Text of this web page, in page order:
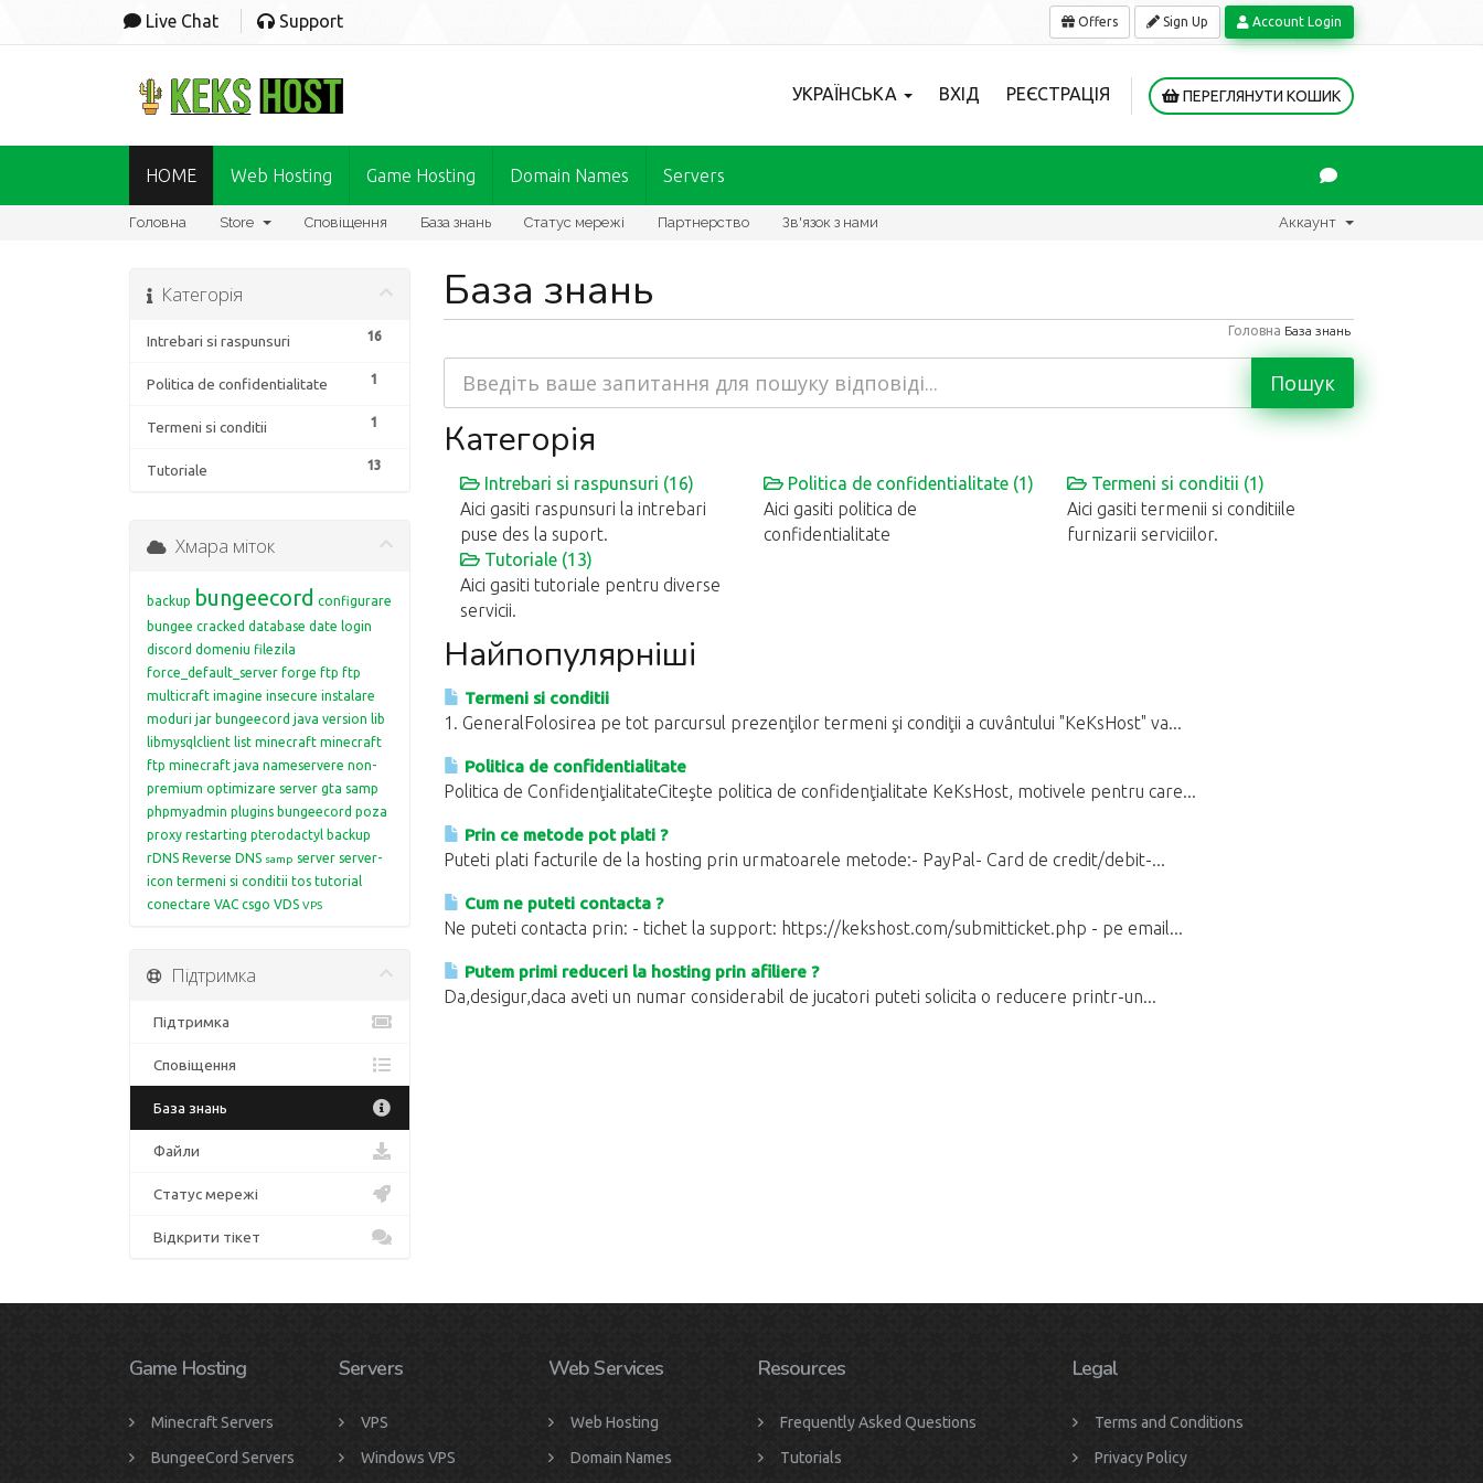
Live Chat Support Offers Sign Up Account Login
УКРАЇНСЬКА ВХІД РЕЄСТРАЦІЯ ПЕРЕГЛЯНУТИ КОШИК
HOME Web Hosting Game Hosting Domain Names Servers
Головна Store Сповіщення База знань Статус мережі Партнерство Зв'язок з нами Аккаунт
База знань
Головна База знань
Категорія
16
Intrebari si raspunsuri
1
Politica de confidentialitate
1
Termeni si conditii
13
Tutoriale
Категорія
Intrebari si raspunsuri (16)
Aici gasiti raspunsuri la intrebari
puse des la suport.
Politica de confidentialitate (1)
Aici gasiti politica de
confidentialitate
Termeni si conditii (1)
Aici gasiti termenii si conditiile
furnizarii serviciilor.
Tutoriale (13)
Aici gasiti tutoriale pentru diverse
servicii.
Найпопулярніші
Termeni si conditii
1. GeneralFolosirea pe tot parcursul prezenţilor termeni şi condiţii a cuvântului "KeKsHost" va...
Politica de confidentialitate
Politica de ConfidenţialitateCiteşte politica de confidenţialitate KeKsHost, motivele pentru care...
Prin ce metode pot plati ?
Puteti plati facturile de la hosting prin urmatoarele metode:- PayPal- Card de credit/debit-...
Cum ne puteti contacta ?
Ne puteti contacta prin: - tichet la support: https://kekshost.com/submitticket.php - pe email...
Putem primi reduceri la hosting prin afiliere ?
Da,desigur,daca aveti un numar considerabil de jucatori puteti solicita o reducere printr-un...
Хмара міток
backup bungeecord configurare
bungee cracked database date login
discord domeniu filezila
force_default_server forge ftp ftp
multicraft imagine insecure instalare
moduri jar bungeecord java version lib
libmysqlclient list minecraft minecraft
ftp minecraft java nameservere non-
premium optimizare server gta samp
phpmyadmin plugins bungeecord poza
proxy restarting pterodactyl backup
rDNS Reverse DNS samp server server-
icon termeni si conditii tos tutorial
conectare VAC csgo VDS VPS
Підтримка
Підтримка
Сповіщення
База знань
Файли
Статус мережі
Відкрити тікет
Game Hosting
Minecraft Servers
BungeeCord Servers
Servers
VPS
Windows VPS
Web Services
Web Hosting
Domain Names
Resources
Frequently Asked Questions
Tutorials
Legal
Terms and Conditions
Privacy Policy